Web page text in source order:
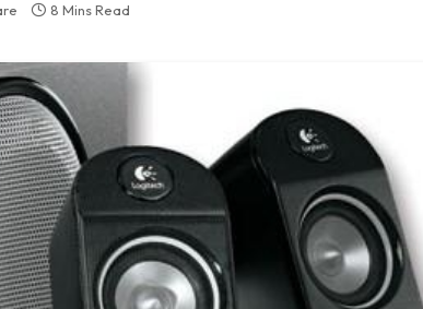
8 Mins Read